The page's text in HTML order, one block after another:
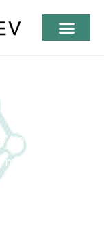
tiene un solo
solución